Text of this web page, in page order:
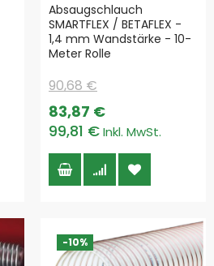
Absaugschlauch
SMARTFLEX / BETAFLEX -
1,4 mm Wandstärke - 10-
Meter Rolle
Special
Price
99,81 €
83,87 €
90,68 €
-10%